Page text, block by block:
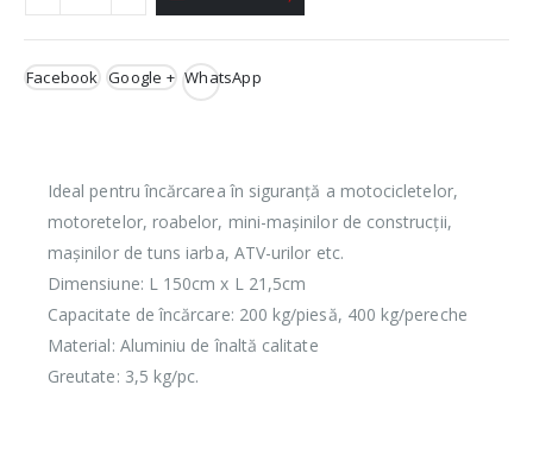
Facebook Google + WhatsApp
Ideal pentru încărcarea în siguranță a motocicletelor,
motoretelor, roabelor, mini-mașinilor de construcții,
mașinilor de tuns iarba, ATV-urilor etc.
Dimensiune: L 150cm x L 21,5cm
Capacitate de încărcare: 200 kg/piesă, 400 kg/pereche
Material: Aluminiu de înaltă calitate
Greutate: 3,5 kg/pc.